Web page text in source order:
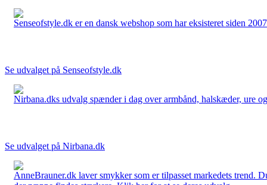
Senseofstyle.dk er en dansk webshop som har eksisteret siden
Se udvalget på Senseofstyle.dk
Nirbana.dks udvalg spænder i dag over armbånd, halskæder, ure
Se udvalget på Nirbana.dk
AnneBrauner.dk laver smykker som er tilpasset markedets trend.